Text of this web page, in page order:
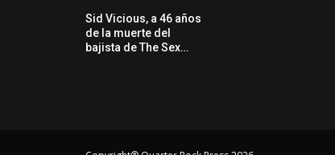
Sid Vicious, a 46 años
de la muerte del
bajista de The Sex…